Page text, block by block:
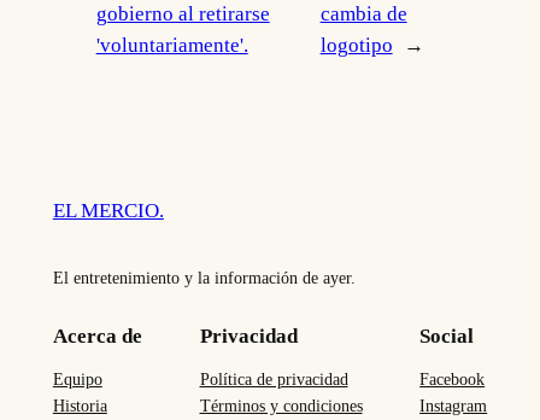
gobierno al retirarse
'voluntariamente'.
cambia de
logotipo
→
EL MERCIO.
El entretenimiento y la información de ayer.
Acerca de
Equipo
Historia
Privacidad
Política de privacidad
Términos y condiciones
Social
Facebook
Instagram